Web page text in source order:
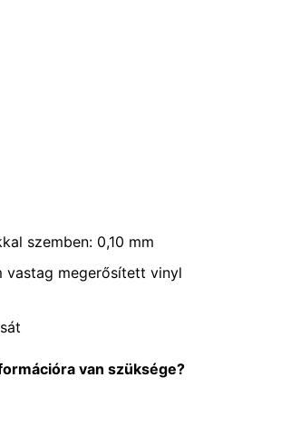
szemben: 0,10 mm
vastag megerősített vinyl
van szüksége?